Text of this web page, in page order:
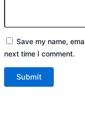
Save my name,
next time I comment.